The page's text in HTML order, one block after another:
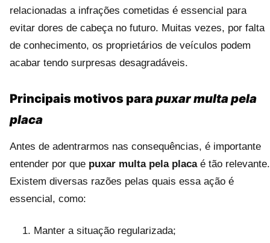
relacionadas a infrações cometidas é essencial para
evitar dores de cabeça no futuro. Muitas vezes, por falta
de conhecimento, os proprietários de veículos podem
acabar tendo surpresas desagradáveis.
Principais motivos para puxar multa pela
placa
Antes de adentrarmos nas consequências, é importante
entender por que puxar multa pela placaé tão relevante.
Existem diversas razões pelas quais essa ação é
essencial, como:
Manter a situação regularizada;